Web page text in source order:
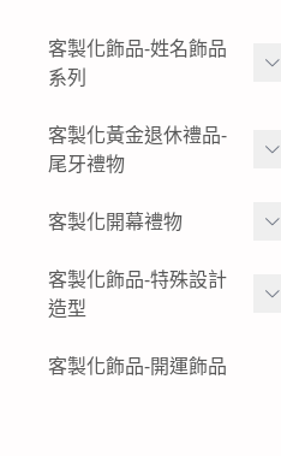
男生黃金手鍊-黃金手環
女生黃金手鍊-黃金手環
男生黃金項鍊
女生黃金項鍊
女生黃金小套鍊
黃金墜子-黃金吊墜
女生黃金戒指
白金戒指-對戒
男生純銀項鍊
鑽石項鍊-鑽石墜飾
商品
結婚金飾套組-寬面款
結婚金飾套組-幸運草
結婚金飾套組-愛心
結婚金飾套組-花草
結婚金飾套組-蝴蝶
結婚金飾套組-龍鳳
客製化飾品-姓名飾品
系列
黃金姓名項鍊-墜飾
黃金姓名手鍊
黃金姓名戒指
K金與白金姓名項鍊-墜飾-
戒指
純銀姓名項鍊-墜飾-戒指
客製化黃金退休禮品-
尾牙禮物
金幣
黃金水晶擺件
黃金木框擺件
黃金獎狀-絨沙金立體擺件
客製化開幕禮物
黃金擺件-絨沙金擺件
公司logo 品牌
現貨商品-黃金擺飾
客製化飾品-特殊設計
造型
特殊客製化飾品-黃金鑰匙
客製化飾品-開運飾品